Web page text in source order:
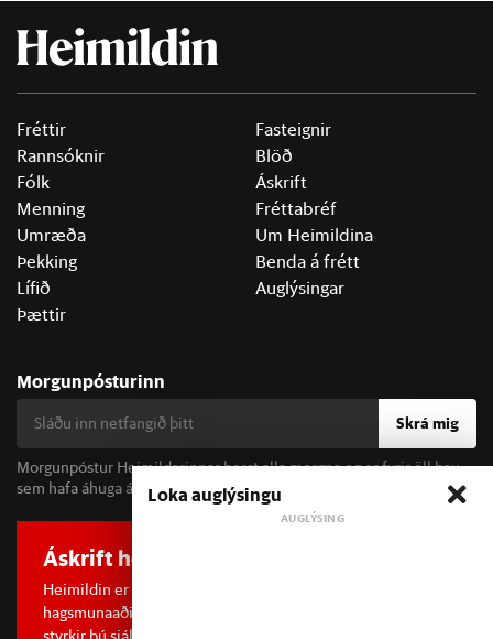
Fréttir
Rannsóknir
Fólk
Menning
Umræða
Þekking
Lífið
Þættir
Fasteignir
Blöð
Áskrift
Fréttabréf
Um Heimildina
Benda á frétt
Auglýsingar
Morgunpósturinn
Skrá mig
Morgunpóstur Heimildarinnar berst alla morgna og er fyrir öll þau
sem hafa áhuga á fréttum og þjóðfélagsumræðu.
Áskrift hefur áhrif
Heimildin er í dreifðu eignarhaldi og óháð
hagsmunaaðilum. Með því að kaupa áskrift að Heimildinni
Loka auglýsingu